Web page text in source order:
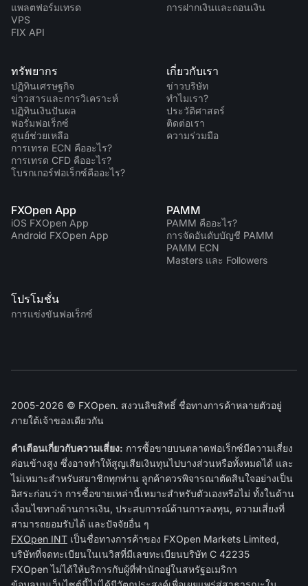
แพลตฟอร์มเทรด
VPS
FIX API
การฝากเงินและถอนเงิน
ทรัพยากร
ปฏิทินเศรษฐกิจ
ข่าวสารและการวิเคราะห์
ปฏิทินเงินปันผล
ฟอรั่มฟอเร็กซ์
ศูนย์ช่วยเหลือ
การเทรด ECN คืออะไร?
การเทรด CFD คืออะไร?
โบรกเกอร์ฟอเร็กซ์คืออะไร?
เกี่ยวกับเรา
ข่าวบริษัท
ทำไมเรา?
ประวัติศาสตร์
ติดต่อเรา
ความร่วมมือ
FXOpen App
iOS FXOpen App
Android FXOpen App
PAMM
PAMM คืออะไร?
การจัดอันดับบัญชี PAMM
PAMM ECN
Masters และ Followers
โปรโมชั่น
การแข่งขันฟอเร็กซ์
2005-2026 © FXOpen. สงวนลิขสิทธิ์ ชื่อทางการค้าหลายตัวอยู่
ภายใต้เจ้าของเดียวกัน
คำเตือนเกี่ยวกับความเสี่ยง: การซื้อขายบนตลาดฟอเร็กซ์มีความเสี่ยง
ค่อนข้างสูง ซึ่งอาจทำให้สูญเสียเงินทุนไปบางส่วนหรือทั้งหมดได้ และ
ไม่เหมาะสำหรับสมาชิกทุกท่าน ลูกค้าควรพิจารณาตัดสินใจอย่างเป็น
อิสระก่อนว่า การซื้อขายเหล่านี้เหมาะสำหรับตัวเองหรือไม่ ทั้งในด้าน
เงื่อนไขทางด้านการเงิน, ประสบการณ์ด้านการลงทุน, ความเสี่ยงที่
สามารถยอมรับได้ และปัจจัยอื่น ๆ
FXOpen INT เป็นชื่อทางการค้าของ FXOpen Markets Limited,
บริษัทที่จดทะเบียนในเนวิสที่มีเลขทะเบียนบริษัท C 42235
FXOpen ไม่ได้ให้บริการกับผู้ที่พำนักอยู่ในสหรัฐอเมริกา